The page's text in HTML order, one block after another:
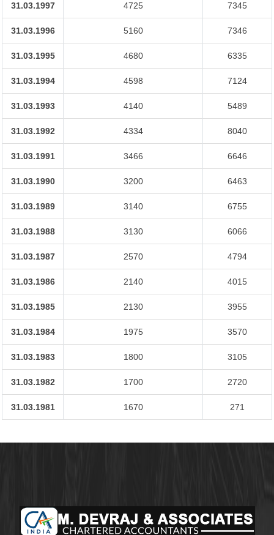
31.03.1997 4725 7345
31.03.1996 5160 7346
31.03.1995 4680 6335
31.03.1994 4598 7124
31.03.1993 4140 5489
31.03.1992 4334 8040
31.03.1991 3466 6646
31.03.1990 3200 6463
31.03.1989 3140 6755
31.03.1988 3130 6066
31.03.1987 2570 4794
31.03.1986 2140 4015
31.03.1985 2130 3955
31.03.1984 1975 3570
31.03.1983 1800 3105
31.03.1982 1700 2720
31.03.1981 1670 271